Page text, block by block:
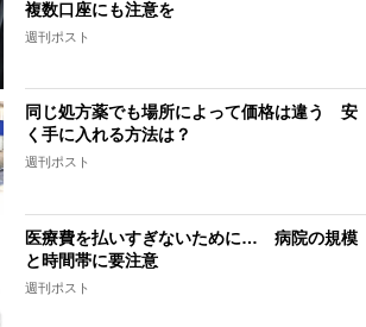
複数口座にも注意を
週刊ポスト
同じ処方薬でも場所によって価格は違う 安
く手に入れる方法は？
週刊ポスト
医療費を払いすぎないために… 病院の規模
と時間帯に要注意
週刊ポスト